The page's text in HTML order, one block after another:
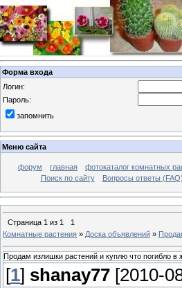
Форма входа
Логин:
Пароль:
запомнить
Меню сайта
форум главная фотокаталог комнатных
Поиск по сайту
Вопросы ответы (FAQ)
Страница 1 из 1
1
Комнатные растения » Доска объявлений »
Продам излишки растений и куплю что погибло в
[1] shanay77 [2010-